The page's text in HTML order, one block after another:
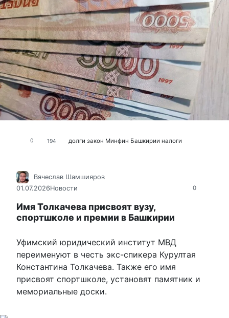
0 194 долги закон Минфин Башкирии налоги
0
Вячеслав Шамшияров
01.07.2026Новости
Имя Толкачева присвоят вузу,
спортшколе и премии в Башкирии
Уфимский юридический институт МВД
переименуют в честь экс-спикера Курултая
Константина Толкачева. Также его имя
присвоят спортшколе, установят памятник и
мемориальные доски.